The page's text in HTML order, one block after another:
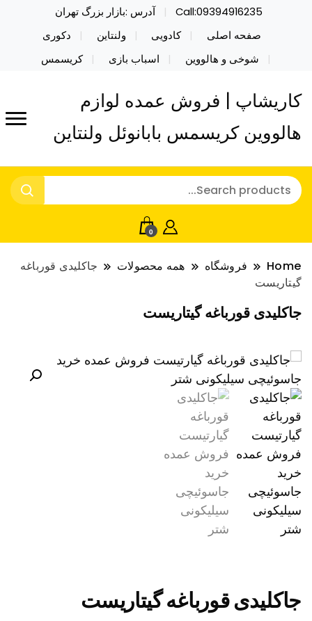
Call:09394916235
آدرس :بازار بزرگ تهران
صفحه اصلی
کادویی ولنتاین
دکوری
شوخی و هالووین
اسباب بازی کریسمس
کاریشاپ | فروش عمده لوازم
هالووین کریسمس بابانوئل ولنتاین
0
Home فروشگاه همه محصولات
جاکلیدی قورباغه
گیتاریست
جاکلیدی قورباغه گیتاریست
جاکلیدی قورباغه گیتاریست